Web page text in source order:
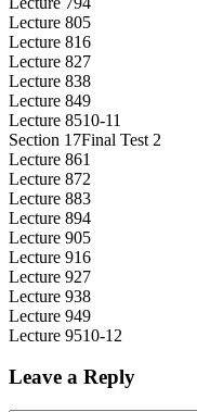
Lecture 805
Lecture 816
Lecture 827
Lecture 838
Lecture 849
Lecture 8510-11
Section 17Final Test 2
Lecture 861
Lecture 872
Lecture 883
Lecture 894
Lecture 905
Lecture 916
Lecture 927
Lecture 938
Lecture 949
Lecture 9510-12
Leave a Reply